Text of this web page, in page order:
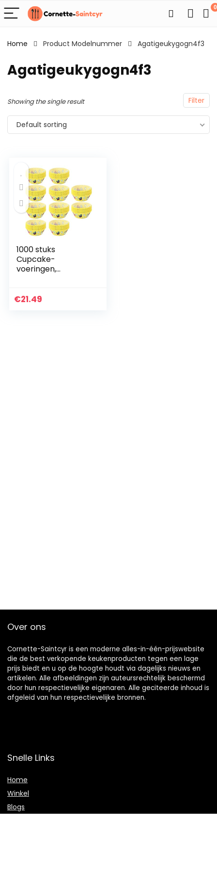
0
Home Product Modelnummer Agatigeukygogn4f3
Agatigeukygogn4f3
Filter
Showing the single result
Default sorting
1000 stuks
Cupcake-
voeringen,
Standaardformaat
€21.49
Over ons
Cornette-Saintcyr is een moderne alles-in-één-prijswebsite
die de best verkopende keukenproducten tegen een lage
prijs biedt en u op de hoogte houdt via dagelijks nieuws en
artikelen. Alle afbeeldingen zijn auteursrechtelijk beschermd
door hun respectievelijke eigenaren. Alle geciteerde inhoud is
afgeleid van hun respectievelijke bronnen.
Snelle Links
Home
Winkel
Blogs